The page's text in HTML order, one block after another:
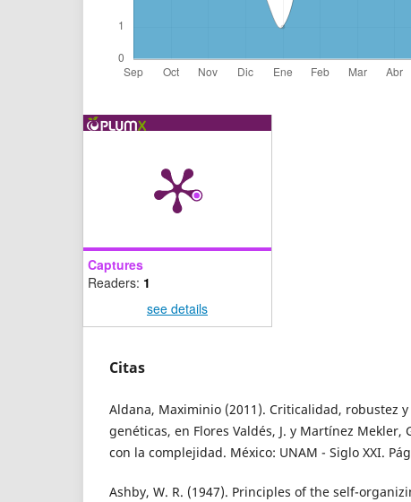
Captures
Readers: 1
see details
Citas
Aldana, Maximinio (2011). Criticalidad, robustez
genéticas, en Flores Valdés, J. y Martínez Mekler,
con la complejidad. México: UNAM - Siglo XXI.
Ashby, W. R. (1947). Principles of the self-